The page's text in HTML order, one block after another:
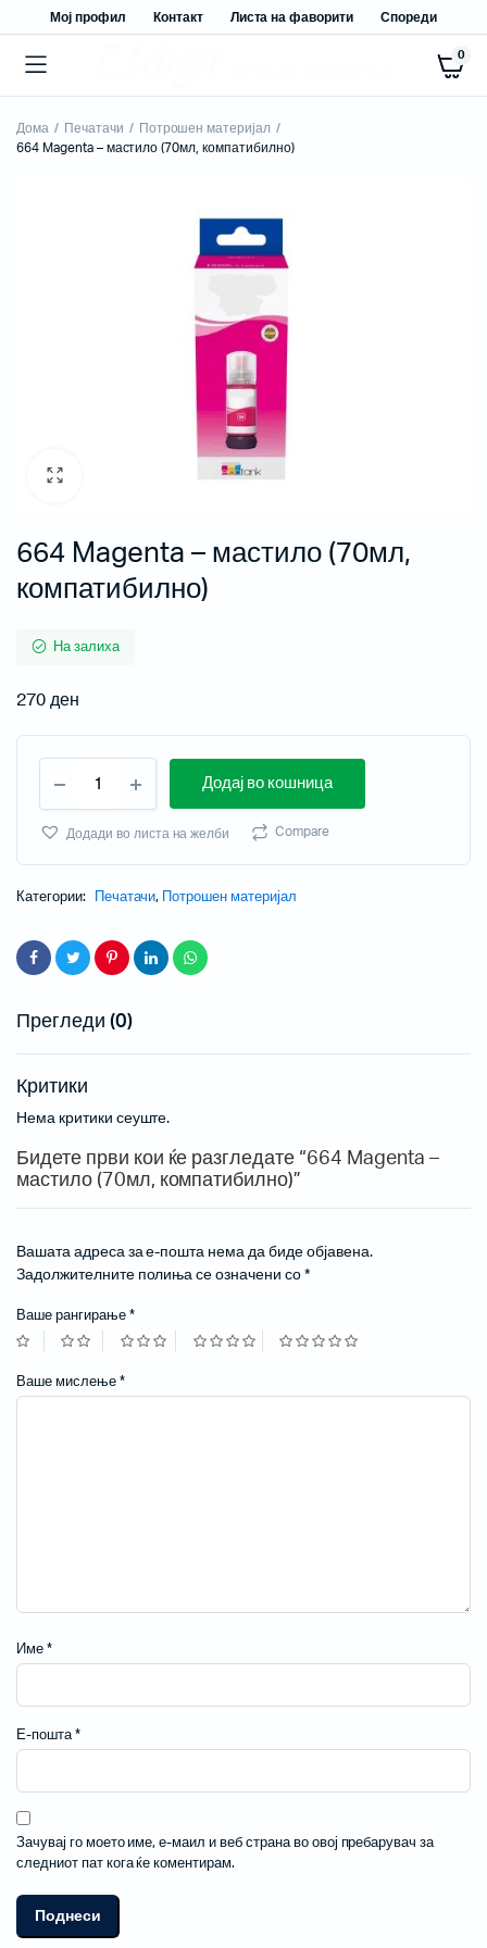
Мој профил Контакт Листа на фаворити Спореди
0
Дома Печатачи
Потрошен материјал
664 Magenta – мастило (70мл, компатибилно)
664 Magenta – мастило (70мл,
компатибилно)
На залиха
270ден
Додај во кошница
Додади во листа на желби Compare
Категории: Печатачи, Потрошен материјал
Прегледи (0)
Критики
Нема критики сеуште.
Бидете први кои ќе разгледате “664 Magenta –
мастило (70мл, компатибилно)”
Вашата адреса за е-пошта нема да биде објавена.
Задолжителните полиња се означени со *
Ваше рангирање *
Ваше мислење *
Име *
Е-пошта*
Зачувај го моето име, е-маил и веб страна во овој пребарувач за
следниот пат кога ќе коментирам.